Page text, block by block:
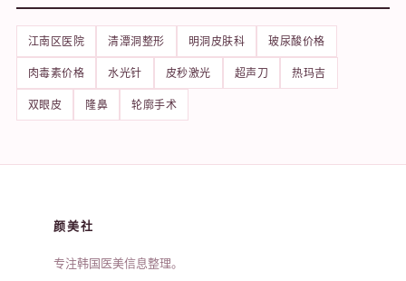
江南区医院 清潭洞整形 明洞皮肤科 玻尿酸价格
肉毒素价格 水光针 皮秒激光 超声刀 热玛吉
双眼皮 隆鼻 轮廓手术
颜美社
专注韩国医美信息整理。